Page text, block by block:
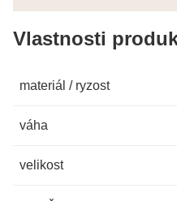
Vlastnosti
materiál / ryzost
váha
velikost